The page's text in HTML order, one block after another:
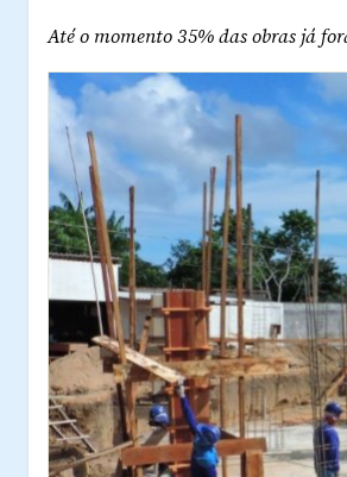
Até o momento 35% das obras já